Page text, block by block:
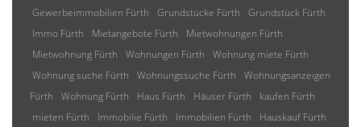
Gewerbeimmobilien Fürth
Grundstücke Fürth
Grundstück Fürth
Immo Fürth
Mietangebote Fürth
Mietwohnungen Fürth
Mietwohnung Fürth
Wohnungen Fürth
Wohnung miete Fürth
Wohnung suche Fürth
Wohnungssuche Fürth
Wohnungsanzeigen
Fürth
Wohnung Fürth Haus Fürth Häuser Fürth
kaufen Fürth
mieten Fürth
Immobilie Fürth Immobilien Fürth
Hauskauf Fürth